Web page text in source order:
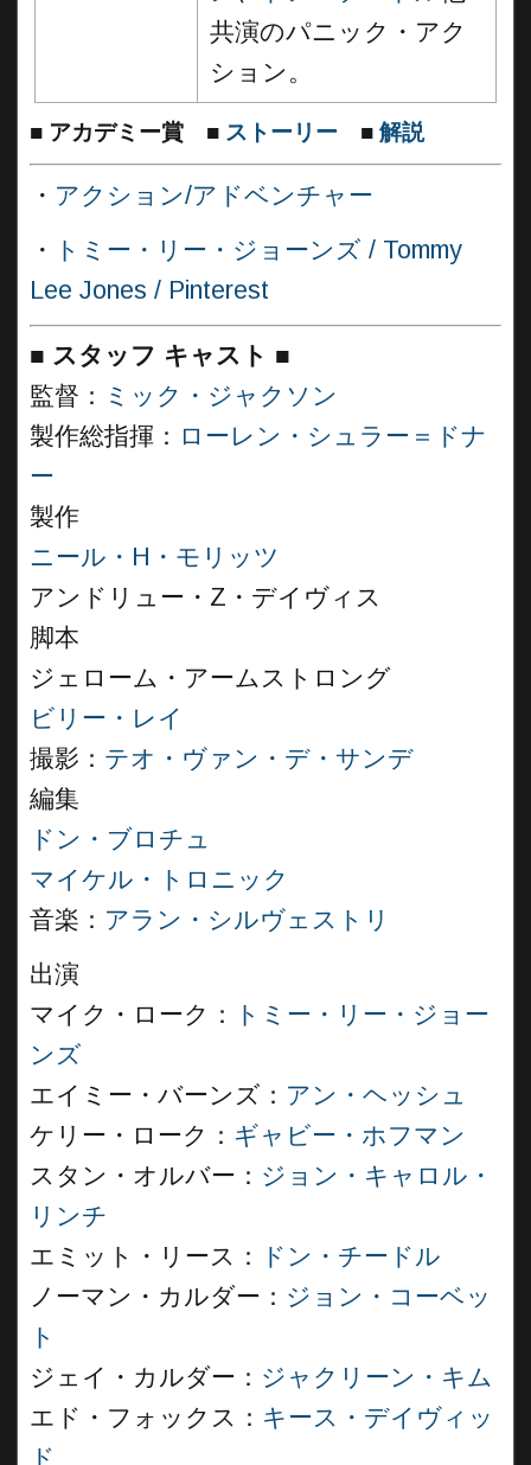
共演のパニック・アク
ション。
■ アカデミー賞 ■ ストーリー ■ 解説
・ アクション/アドベンチャー
・
トミー・リー・ジョーンズ / Tommy
Lee Jones / Pinterest
■ スタッフ キャスト ■
監督： ミック・ジャクソン
製作総指揮： ローレン・シュラー＝ドナ
ー
製作
ニール・H・モリッツ
アンドリュー・Z・デイヴィス
脚本
ジェローム・アームストロング
ビリー・レイ
撮影： テオ・ヴァン・デ・サンデ
編集
ドン・ブロチュ
マイケル・トロニック
音楽： アラン・シルヴェストリ
出演
マイク・ローク：
トミー・リー・ジョー
ンズ
エイミー・バーンズ： アン・ヘッシュ
ケリー・ローク： ギャビー・ホフマン
スタン・オルバー： ジョン・キャロル・
リンチ
エミット・リース：
ドン・チードル
ノーマン・カルダー： ジョン・コーベッ
ト
ジェイ・カルダー： ジャクリーン・キム
エド・フォックス： キース・デイヴィッ
ド